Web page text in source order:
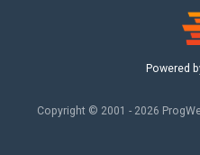
Powered
Copyright © 2001 - 2026